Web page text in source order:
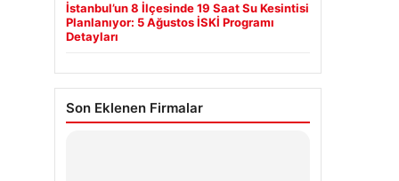
İstanbul’un 8 İlçesinde 19 Saat Su Kesintisi
Planlanıyor: 5 Ağustos İSKİ Programı
Detayları
Son Eklenen Firmalar